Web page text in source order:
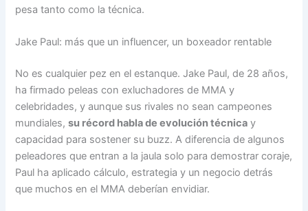
pesa tanto como la técnica.
Jake Paul: más que un influencer, un boxeador rentable
No es cualquier pez en el estanque. Jake Paul, de 28 años,
ha firmado peleas con exluchadores de MMA y
celebridades, y aunque sus rivales no sean campeones
mundiales,su récord habla de evolución técnica y
capacidad para sostener su buzz. A diferencia de algunos
peleadores que entran a la jaula solo para demostrar coraje,
Paul ha aplicado cálculo, estrategia y un negocio detrás
que muchos en el MMA deberían envidiar.